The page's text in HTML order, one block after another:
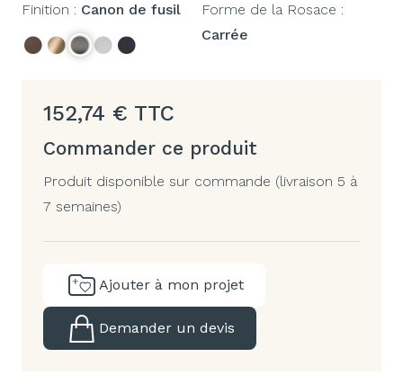
Finition : Canon de fusil
Forme de la Rosace :
Carrée
152,74 € TTC
Commander ce produit
Produit disponible sur commande (livraison 5 à
7 semaines)
Ajouter à mon projet
Demander un devis